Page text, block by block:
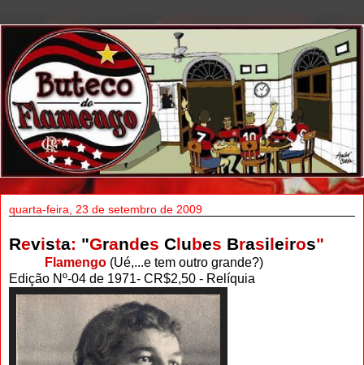
quarta-feira, 23 de setembro de 2009
Revista: "Grandes Clubes Brasileiros"
Flamengo (Ué,...e tem outro grande?)
Edição Nº-04 de 1971- CR$2,50 - Relíquia